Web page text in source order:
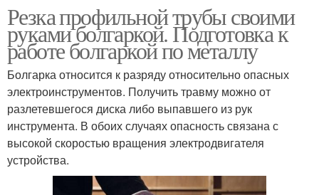
Резка профильной трубы своими
руками болгаркой. Подготовка к
работе болгаркой по металлу
Болгарка относится к разряду относительно опасных
электроинструментов. Получить травму можно от
разлетевшегося диска либо выпавшего из рук
инструмента. В обоих случаях опасность связана с
высокой скоростью вращения электродвигателя
устройства.